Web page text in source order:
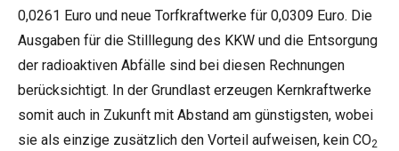
0,0261 Euro und neue Torfkraftwerke für 0,0309 Euro. Die
Ausgaben für die Stilllegung des KKW und die Entsorgung
der radioaktiven Abfälle sind bei diesen Rechnungen
berücksichtigt. In der Grundlast erzeugen Kernkraftwerke
somit auch in Zukunft mit Abstand am günstigsten, wobei
sie als einzige zusätzlich den Vorteil aufweisen, kein CO2